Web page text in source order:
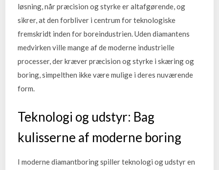
løsning, når præcision og styrke er altafgørende, og
sikrer, at den forbliver i centrum for teknologiske
fremskridt inden for boreindustrien. Uden diamantens
medvirken ville mange af de moderne industrielle
processer, der kræver præcision og styrke i skæring og
boring, simpelthen ikke være mulige i deres nuværende
form.
Teknologi og udstyr: Bag
kulisserne af moderne boring
I moderne diamantboring spiller teknologi og udstyr en